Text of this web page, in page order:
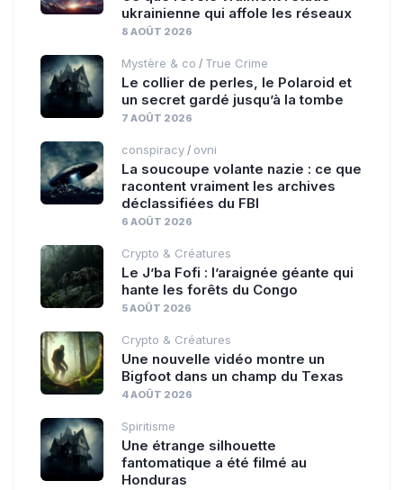
ukrainienne qui affole les réseaux
8 AOÛT 2026
Mystère & co / True Crime
Le collier de perles, le Polaroid et
un secret gardé jusqu’à la tombe
7 AOÛT 2026
conspiracy / ovni
La soucoupe volante nazie : ce que
racontent vraiment les archives
déclassifiées du FBI
6 AOÛT 2026
Crypto & Créatures
Le J’ba Fofi : l’araignée géante qui
hante les forêts du Congo
5 AOÛT 2026
Crypto & Créatures
Une nouvelle vidéo montre un
Bigfoot dans un champ du Texas
4 AOÛT 2026
Spiritisme
Une étrange silhouette
fantomatique a été filmé au
Honduras